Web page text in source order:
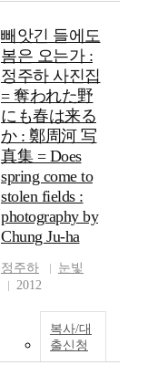
빼앗긴 들에도
봄은 오는가 :
정주하 사진집
= 奪われた野
にも春は来る
か : 鄭周河 写
真集 = Does
spring come to
stolen fields :
photography by
Chung Ju-ha
정주하
눈빛
2012
복사/대
출신청